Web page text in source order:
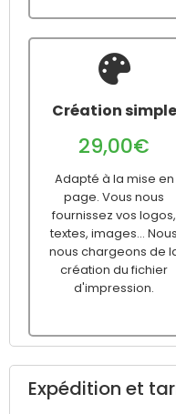
Création simple
29,00€
Adapté à la mise en
page. Vous nous
fournissez vos logos,
textes, images... Nous
nous chargeons de
création du fichier
d'impression.
Expédition et